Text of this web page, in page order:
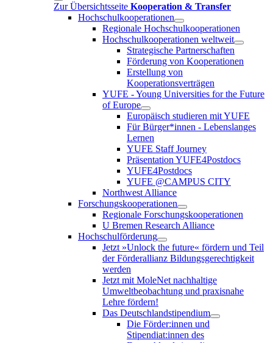
Zur Übersichtsseite Kooperation & Transfer
Hochschulkooperationen
Regionale Hochschulkooperationen
Hochschulkooperationen weltweit
Strategische Partnerschaften
Förderung von Kooperationen
Erstellung von
Kooperationsverträgen
YUFE - Young Universities for the Future
of Europe
Europäisch studieren mit YUFE
Für Bürger*innen - Lebenslanges
Lernen
YUFE Staff Journey
Präsentation YUFE4Postdocs
YUFE4Postdocs
YUFE @CAMPUS CITY
Northwest Alliance
Forschungskooperationen
Regionale Forschungskooperationen
U Bremen Research Alliance
Hochschulförderung
Jetzt »Unlock the future« fördern und Teil
der Förderallianz Bildungsgerechtigkeit
werden
Jetzt mit MoleNet nachhaltige
Umweltbeobachtung und praxisnahe
Lehre fördern!
Das Deutschlandstipendium
Die Förder:innen und
Stipendiat:innen des